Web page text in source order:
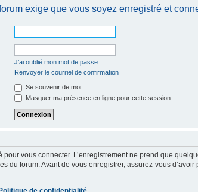
exige que vous soyez enregistré et
J’ai oublié mon mot de passe
Renvoyer le courriel de confirmation
Se souvenir de moi
Masquer ma présence en ligne pour cette session
pour vous connecter. L’enregistrement ne prend que
du forum. Avant de vous enregistrer, assurez-vous